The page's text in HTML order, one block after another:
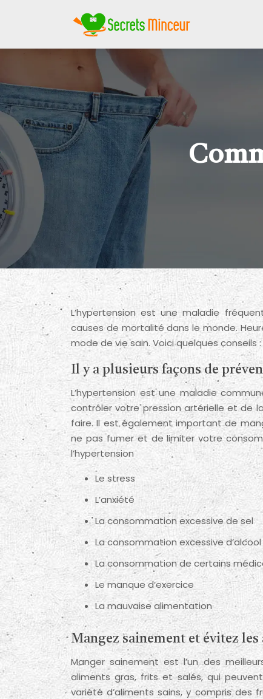
L’hypertension est une maladie fréquente, mais souvent ignorée. Pourtant, elle est l’une des principales
causes de mortalité dans le monde.
mode de vie sain. Voici quelques conseils :
Il y a plusieurs façons de
L’hypertension est une maladie
contrôler votre pression artérielle et de
faire. Il est également important de
ne pas fumer et de limiter votre
l’hypertension
Le stress
L’anxiété
La consommation excessive de sel
La consommation excessive d’alcool
La consommation de certains
Le manque d’exercice
La mauvaise alimentation
Mangez sainement et évitez
Manger sainement est l’un des
aliments gras, frits et salés, qui
variété d’aliments sains, y compris des